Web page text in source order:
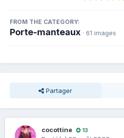
FROM THE CATEGORY:
Porte-manteaux · 61 images
Partager
cocottine 13